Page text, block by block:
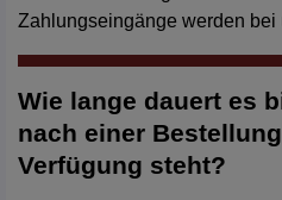
Zahlungseingänge werden bei
Wie lange dauert es
nach einer
Verfügung steht?